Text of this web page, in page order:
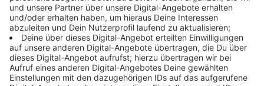
Botanischen Garten besucht. Sie und ihr Team haben
leckere Brötchen von Krimphove gegessen, dann hat
Jonas sich den Kuchenbaum angeschaut und zum
Schluss hat er nochmal mit angepackt: Er hat mit
Sabine "in den Alpen" neue Pflanzen eingepflanzt.